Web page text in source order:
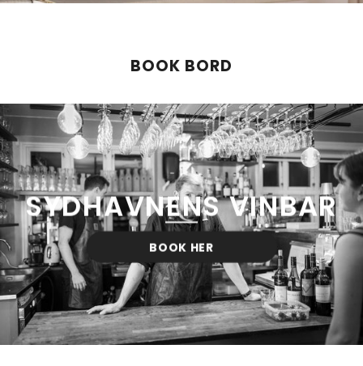
BOOK BORD
SYDHAVNENS VINBAR
BOOK HER